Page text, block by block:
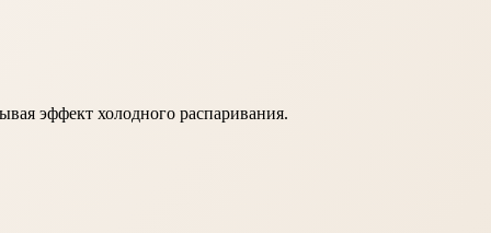
эффект холодного распаривания.